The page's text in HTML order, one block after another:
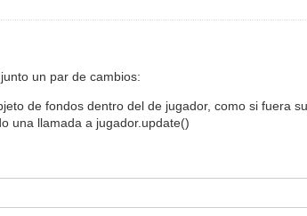
un par de cambios:
de fondos dentro del de jugador, como si fuera
una llamada a jugador.update()